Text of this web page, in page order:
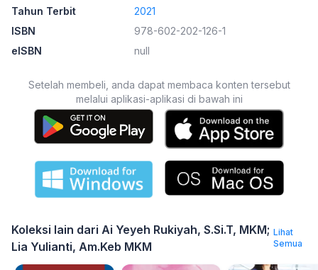
Tahun Terbit
2021
ISBN
978-602-202-126-1
eISBN
null
Setelah membeli, anda dapat membaca konten tersebut
melalui aplikasi-aplikasi di bawah ini
Koleksi lain dari Ai Yeyeh Rukiyah, S.Si.T, MKM;
Lia Yulianti, Am.Keb MKM
Lihat
Semua